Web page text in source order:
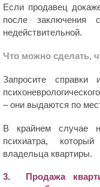
Если продавец
после заключения
недействительной.
Что можно сделать,
Запросите справки
– они выдаются по
В крайнем случае
психиатра,
владельца квартиры.
3. Продажа